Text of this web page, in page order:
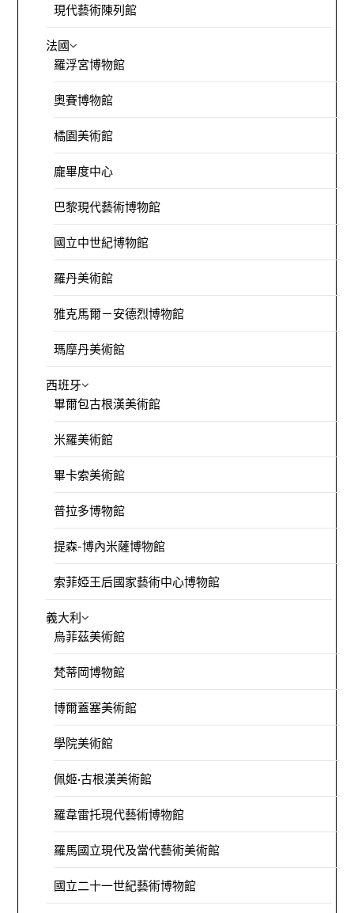
現代藝術陳列館
法國
羅浮宮博物館
奧賽博物館
橘園美術館
龐畢度中心
巴黎現代藝術博物館
國立中世紀博物館
羅丹美術館
雅克馬爾－安德烈博物館
瑪摩丹美術館
西班牙
畢爾包古根漢美術館
米羅美術館
畢卡索美術館
普拉多博物館
提森-博內米薩博物館
索菲婭王后國家藝術中心博物館
義大利
烏菲茲美術館
梵蒂岡博物館
博爾蓋塞美術館
學院美術館
佩姬·古根漢美術館
羅韋雷托現代藝術博物館
羅馬國立現代及當代藝術美術館
國立二十一世紀藝術博物館